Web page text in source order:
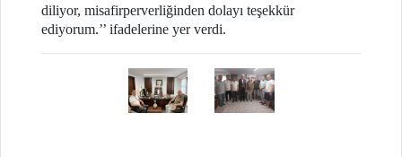
diliyor, misafirperverliğinden dolayı teşekkür
ediyorum.’’ ifadelerine yer verdi.